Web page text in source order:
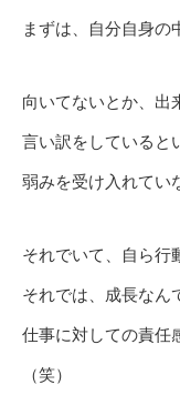
まずは、自分自身の
向いてないとか、出
言い訳をしていると
弱みを受け入れてい
それでいて、自ら行
それでは、成長なん
仕事に対しての責任
（笑）